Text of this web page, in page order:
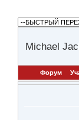
Michael
Форум